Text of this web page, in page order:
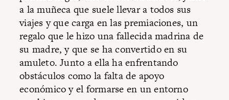
a la muñeca que suele llevar a todos sus
viajes y que carga en las premiaciones, un
regalo que le hizo una fallecida madrina de
su madre, y que se ha convertido en su
amuleto. Junto a ella ha enfrentando
obstáculos como la falta de apoyo
económico y el formarse en un entorno